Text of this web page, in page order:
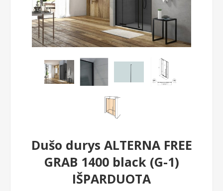
Dušo durys ALTERNA FREE
GRAB 1400 black (G-1)
IŠPARDUOTA